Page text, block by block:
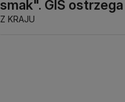
smak". GIS ostrzega
Z KRAJU